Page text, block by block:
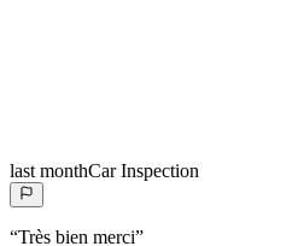
last monthCar Inspection
“Très bien merci”